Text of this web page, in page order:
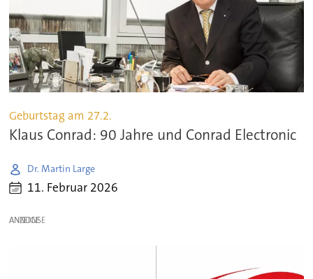
Geburtstag am 27.2.
Klaus Conrad: 90 Jahre und Conrad Electronic
Dr. Martin Large
11. Februar 2026
ANZEIGE